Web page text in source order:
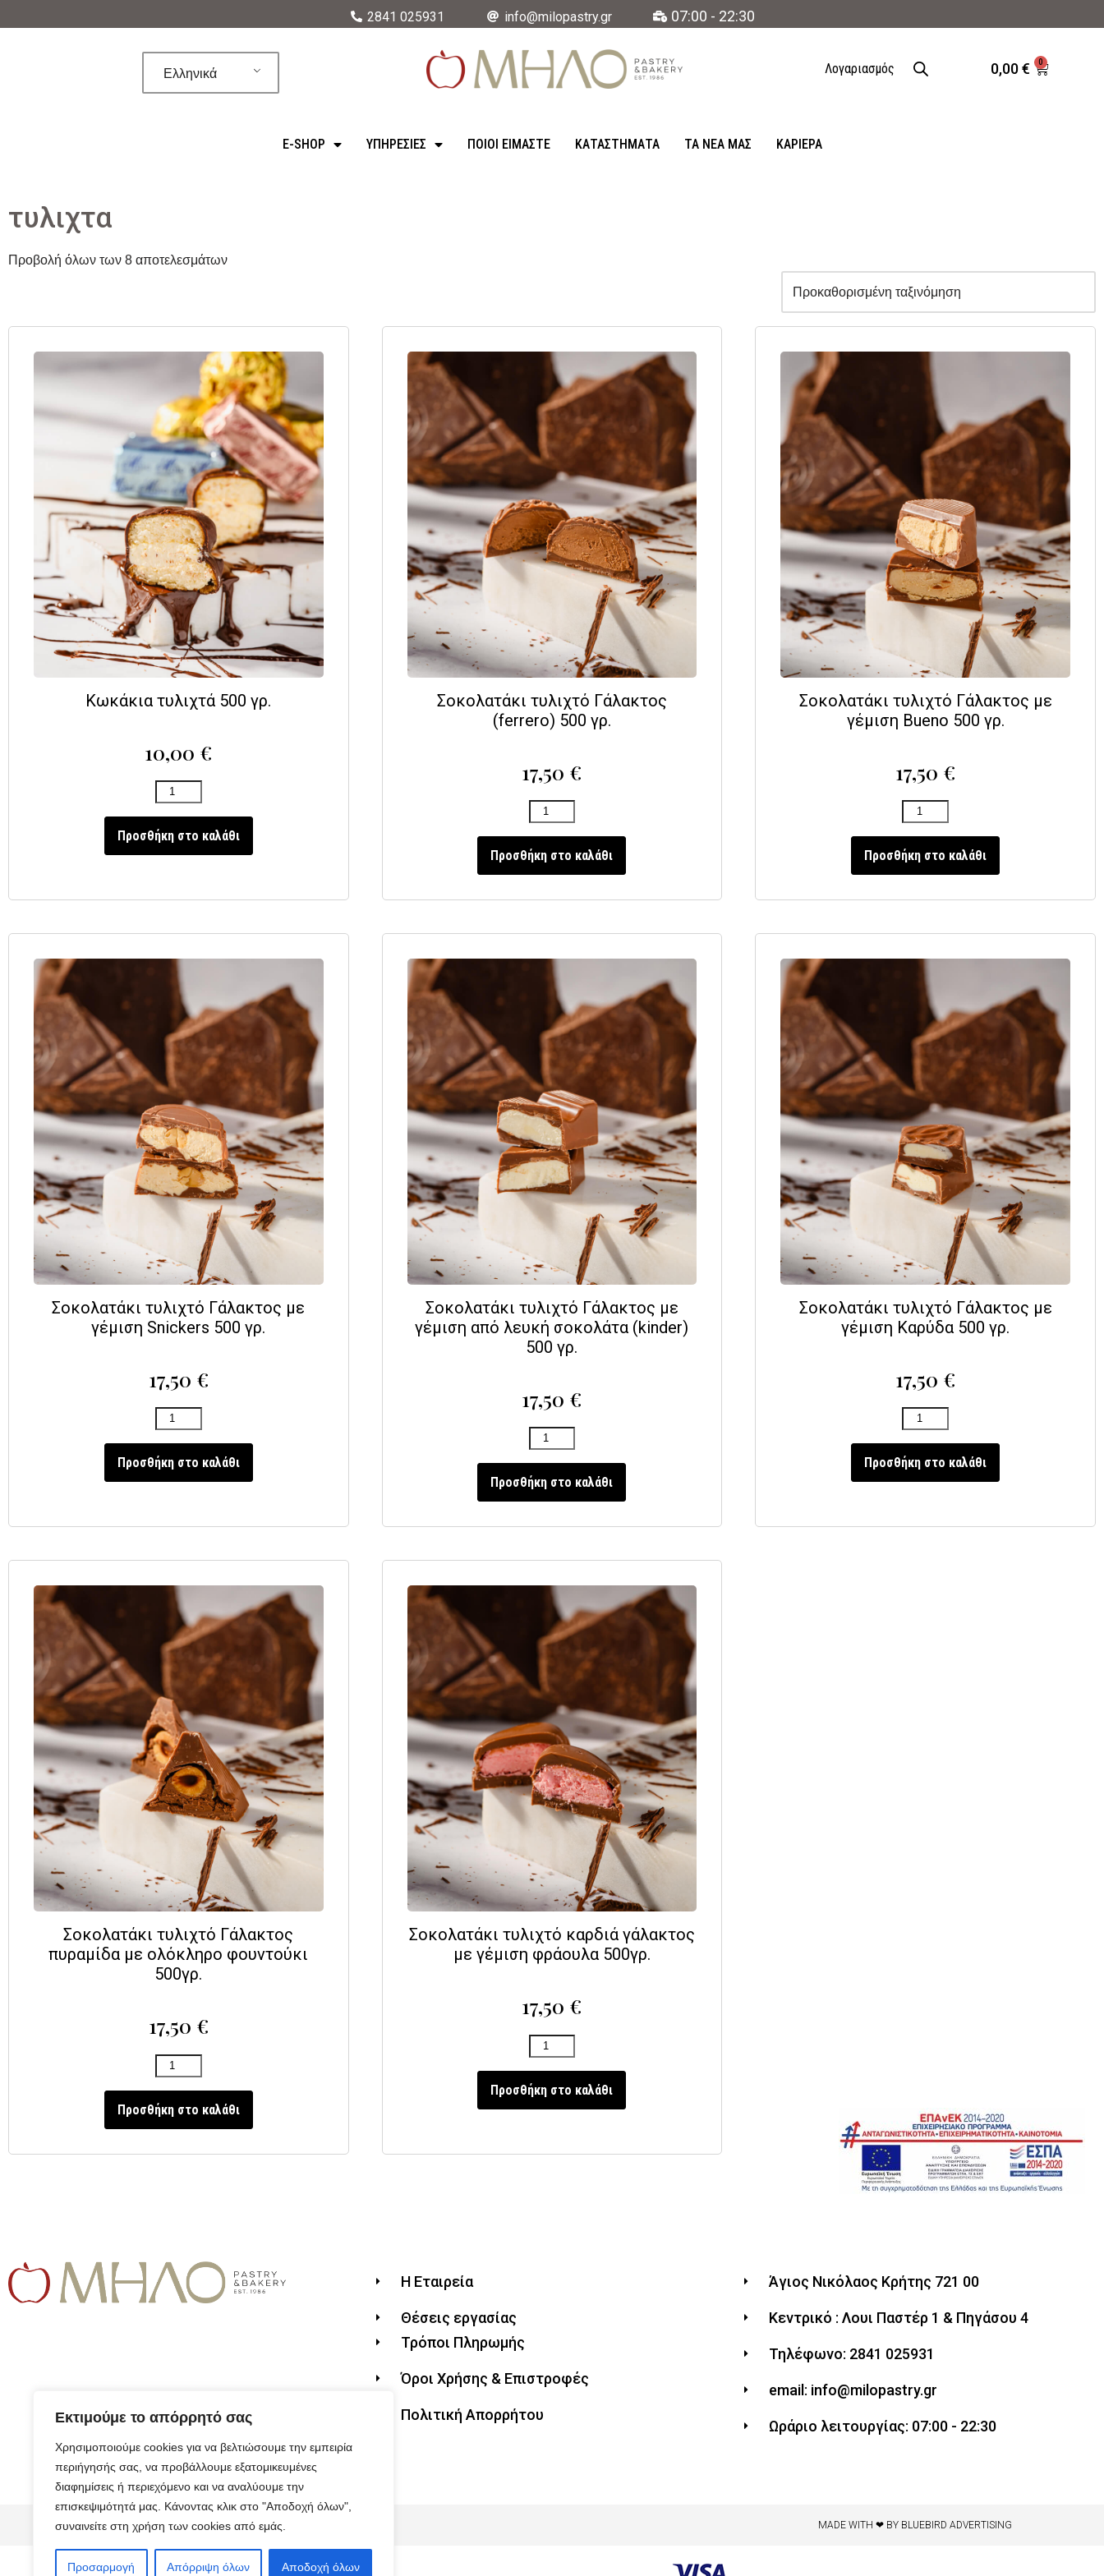
Εκτιμούμε το απόρρητό σας
Χρησιμοποιούμε cookies για να βελτιώσουμε την εμπειρία
περιήγησής σας, να προβάλλουμε εξατομικευμένες
διαφημίσεις ή περιεχόμενο και να αναλύουμε την
επισκεψιμότητά μας. Κάνοντας κλικ στο "Αποδοχή όλων",
συναινείτε στη χρήση των cookies από εμάς.
Προσαρμογή Απόρριψη όλων Αποδοχή όλων
2841 025931 info@milopastry.gr 07:00 - 22:30
Ελληνικά Λογαριασμός 0,00€ 0
E-SHOP ΥΠΗΡΕΣΊΕΣ ΠΟΙΟΙ ΕΙΜΑΣΤΕ ΚΑΤΑΣΤΉΜΑΤΑ ΤΑ ΝΈΑ ΜΑΣ ΚΑΡΙΈΡΑ
τυλιχτα
Προβολή όλων των 8 αποτελεσμάτων
Κωκάκια τυλιχτά 500 γρ.
10,00 €
Προσθήκη στο καλάθι
Σοκολατάκι τυλιχτό Γάλακτος
(ferrero) 500 γρ.
17,50 €
Προσθήκη στο καλάθι
Σοκολατάκι τυλιχτό Γάλακτος με
γέμιση Bueno 500 γρ.
17,50 €
Προσθήκη στο καλάθι
Σοκολατάκι τυλιχτό Γάλακτος με
γέμιση Snickers 500 γρ.
17,50 €
Προσθήκη στο καλάθι
Σοκολατάκι τυλιχτό Γάλακτος με
γέμιση από λευκή σοκολάτα (kinder)
500 γρ.
17,50 €
Προσθήκη στο καλάθι
Σοκολατάκι τυλιχτό Γάλακτος με
γέμιση Καρύδα 500 γρ.
17,50 €
Προσθήκη στο καλάθι
Σοκολατάκι τυλιχτό Γάλακτος
πυραμίδα με ολόκληρο φουντούκι
500γρ.
17,50 €
Προσθήκη στο καλάθι
Σοκολατάκι τυλιχτό καρδιά γάλακτος
με γέμιση φράουλα 500γρ.
17,50 €
Προσθήκη στο καλάθι
Η Εταιρεία
Θέσεις εργασίας
Τρόποι Πληρωμής
Όροι Χρήσης & Επιστροφές
Πολιτική Απορρήτου
Άγιος Νικόλαος Κρήτης 721 00
Κεντρικό : Λουι Παστέρ 1 & Πηγάσου 4
Τηλέφωνο: 2841 025931
email: info@milopastry.gr
Ωράριο λειτουργίας: 07:00 - 22:30
© 2026 ALL RIGHTS RESERVED​ MADE WITH ❤ BY BLUEBIRD ADVERTISING​